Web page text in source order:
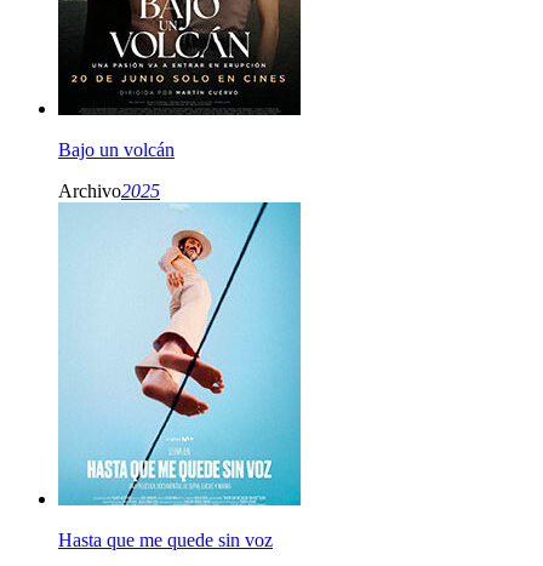
Bajo un volcán
Archivo2025
Hasta que me quede sin voz